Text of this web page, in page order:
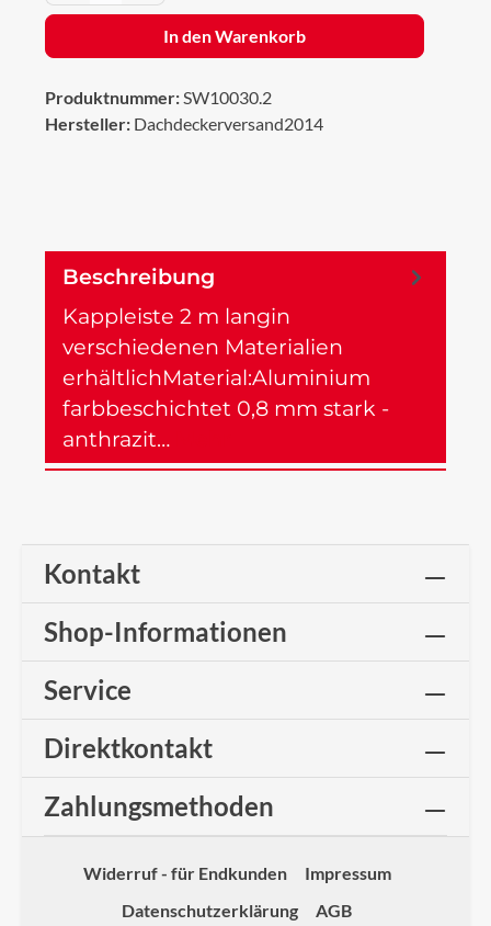
In den Warenkorb
Produktnummer:SW10030.2
Hersteller: Dachdeckerversand2014
Beschreibung
Kappleiste 2 m langin
verschiedenen Materialien
erhältlichMaterial:Aluminium
farbbeschichtet 0,8 mm stark -
anthrazit…
Kontakt
Shop-Informationen
Service
Direktkontakt
Zahlungsmethoden
Widerruf - für Endkunden
Impressum
Datenschutzerklärung
AGB